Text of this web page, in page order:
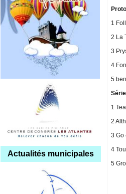
Actualités municipales
1
2 La
3
4
5
1
2
3 Go
4
5